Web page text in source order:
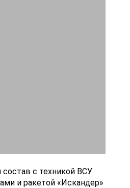
с техникой ВСУ
и ракетой «Искандер»